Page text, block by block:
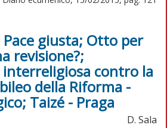
Pace giusta; Otto per
revisione?;
interreligiosa contro la
della Riforma -
Taizé - Praga
D. Sala